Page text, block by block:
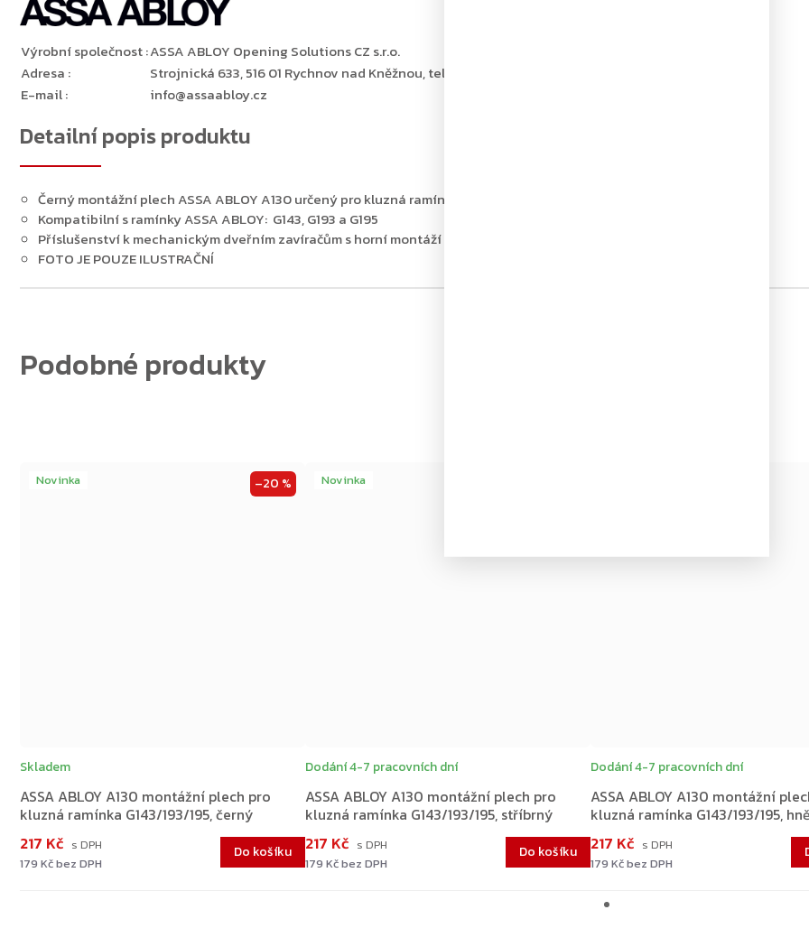
Detailní popis produktu
Černý montážní plech ASSA ABLOY A130 určený pro kluzná ramínka
Kompatibilní s ramínky ASSA ABLOY: G143, G193 a G195
Příslušenství k mechanickým dveřním zavíračům s horní montáží
FOTO JE POUZE ILUSTRAČNÍ
Novinka –20 %
ASSA ABLOY A130 montážní plech pro
kluzná ramínka G143/193/195, černý
Skladem
179 Kč bez DPH
217 Kč Do košíku
Novinka
ASSA ABLOY A130 montážní plech pro
kluzná ramínka G143/193/195, stříbrný
Dodání 4-7 pracovních dní
179 Kč bez DPH
217 Kč Do košíku
ASSA ABLOY A130 montážní
kluzná ramínka G143/193/195,
Dodání 4-7 pracovních dní
179 Kč bez DPH
217 Kč
Výrobní společnost:ASSA ABLOY Opening Solutions CZ s.r.o.
Adresa :
Strojnická 633, 516 01 Rychnov nad Kněžnou, tel.: +420 226 806 200
E-mail: info@assaabloy.cz